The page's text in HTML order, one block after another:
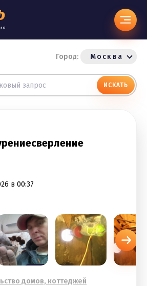
Город: Москва
ИСКАТЬ
в 00:37
домов, коттеджей